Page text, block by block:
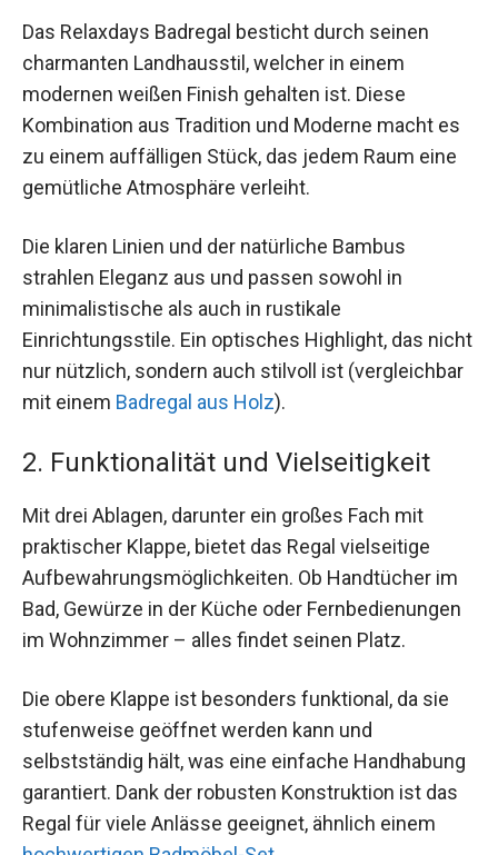
Das Relaxdays Badregal besticht durch seinen
charmanten Landhausstil, welcher in einem
modernen weißen Finish gehalten ist. Diese
Kombination aus Tradition und Moderne macht es
zu einem auffälligen Stück, das jedem Raum eine
gemütliche Atmosphäre verleiht.
Die klaren Linien und der natürliche Bambus
strahlen Eleganz aus und passen sowohl in
minimalistische als auch in rustikale
Einrichtungsstile. Ein optisches Highlight, das nicht
nur nützlich, sondern auch stilvoll ist (vergleichbar
mit einem Badregal aus Holz).
2. Funktionalität und Vielseitigkeit
Mit drei Ablagen, darunter ein großes Fach mit
praktischer Klappe, bietet das Regal vielseitige
Aufbewahrungsmöglichkeiten. Ob Handtücher im
Bad, Gewürze in der Küche oder Fernbedienungen
im Wohnzimmer – alles findet seinen Platz.
Die obere Klappe ist besonders funktional, da sie
stufenweise geöffnet werden kann und
selbstständig hält, was eine einfache Handhabung
garantiert. Dank der robusten Konstruktion ist das
Regal für viele Anlässe geeignet, ähnlich einem